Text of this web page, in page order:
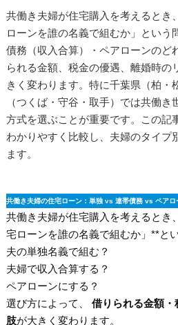
共働き夫婦が住宅購入を考えるとき
ローンを誰の名義で組むか」という
債務（収入合算）・ペアローンのど
られる金額、税金の優遇、離婚時の
きく変わります。特に千葉県（柏・
（つくば・守谷・取手）では共働
方式を選ぶことが重要です。この記
わかりやすく比較し、夫婦のタイプ
ます。
共働き夫婦の住宅ローン：単独 vs 連帯債務 vs ペアロ
共働き夫婦が住宅購入を考えるとき
宅ローンを誰の名義で組むか」**と
夫の単独名義で組む？
夫婦で収入合算する？
ペアローンにする？
選び方によって、 借りられる金額・
肢が大きく変わります。